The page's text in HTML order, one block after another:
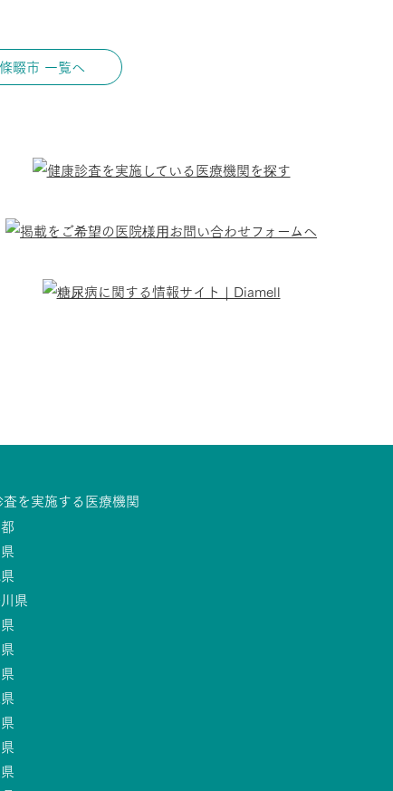
畷市 一覧へ
を実施する医療機関
県